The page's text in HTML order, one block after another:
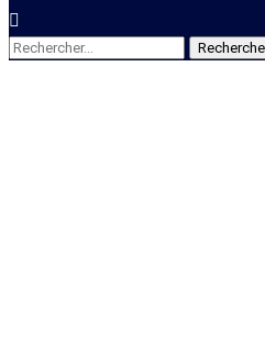
Rechercher :